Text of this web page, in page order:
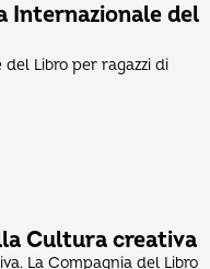
Internazionale del
del Libro per ragazzi di
Cultura creativa
La Compagnia del Libro